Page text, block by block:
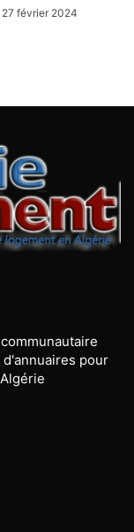
27 février 2024
pour